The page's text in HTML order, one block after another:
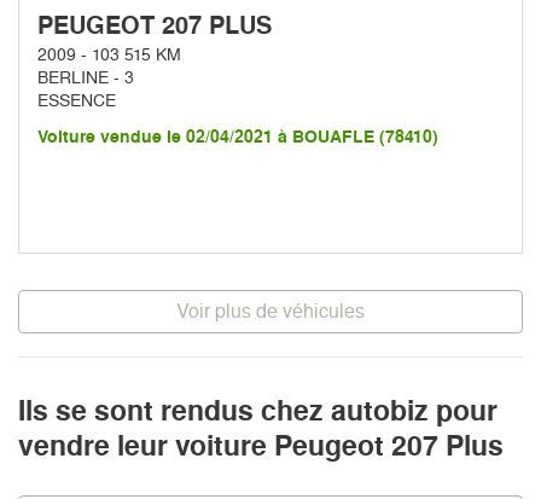
PEUGEOT 207 PLUS
2009 - 103 515 KM
BERLINE - 3
ESSENCE
Voiture vendue le 02/04/2021 à BOUAFLE (78410)
Voir plus de véhicules
Ils se sont rendus chez autobiz pour
vendre leur voiture Peugeot 207 Plus